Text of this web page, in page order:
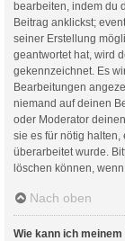
bearbeiten, indem du
Beitrag anklickst;
seiner Erstellung
geantwortet hat, wird
gekennzeichnet. Es
Bearbeitungen
niemand auf deinen
oder Moderator
sie es für nötig
überarbeitet wurde.
löschen können,
Nach oben
Wie kann ich